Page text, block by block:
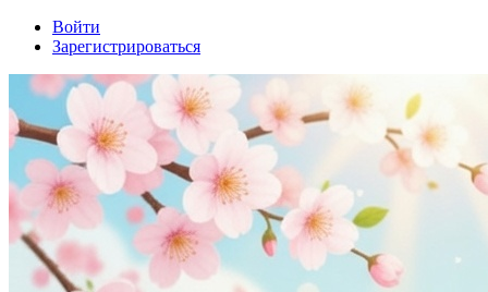
Войти
Зарегистрироваться